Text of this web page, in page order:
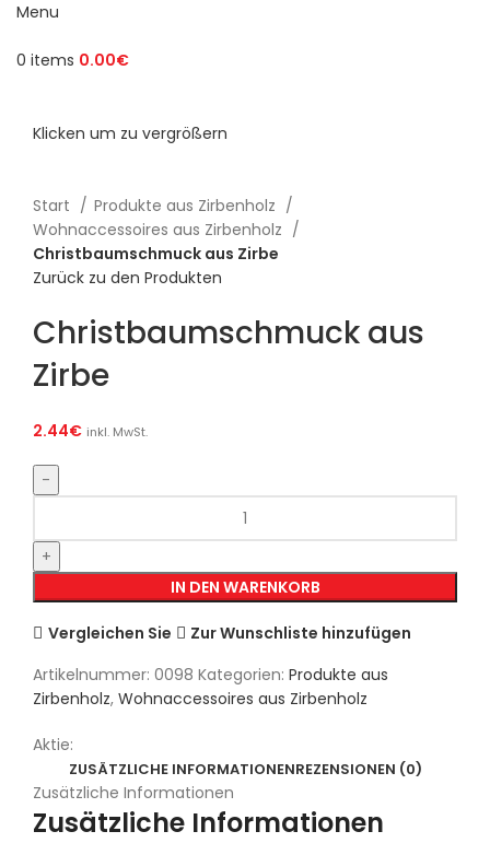
Menu
0 items 0.00€
Klicken um zu vergrößern
Start
Produkte aus Zirbenholz
Wohnaccessoires aus Zirbenholz
Christbaumschmuck aus Zirbe
Zurück zu den Produkten
Christbaumschmuck aus
Zirbe
2.44€ inkl. MwSt.
IN DEN WARENKORB
Vergleichen Sie
Zur Wunschliste hinzufügen
Artikelnummer: 0098 Kategorien: Produkte aus
Zirbenholz, Wohnaccessoires aus Zirbenholz
Aktie:
ZUSÄTZLICHE INFORMATIONENREZENSIONEN (0)
Zusätzliche Informationen
Zusätzliche Informationen